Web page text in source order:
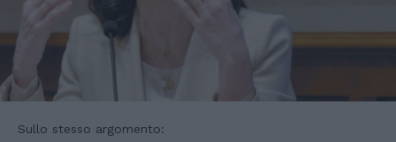
Sullo stesso argomento: